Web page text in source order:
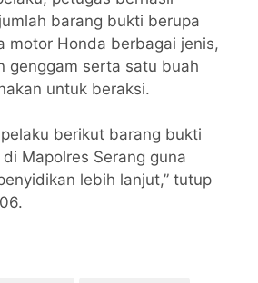
barang bukti berupa
motor Honda berbagai jenis,
genggam serta satu buah
untuk beraksi.
berikut barang bukti
Mapolres Serang guna
lebih lanjut,” tutup